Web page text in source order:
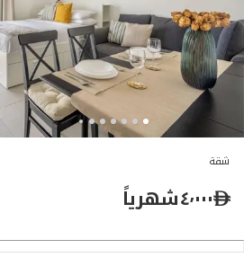
شقة
٤٬٠٠٠شهرياً